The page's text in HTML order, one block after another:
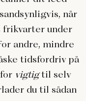
når
under
andre, mindre
tidsfordriv på
vigtigtil selv
du til sådan